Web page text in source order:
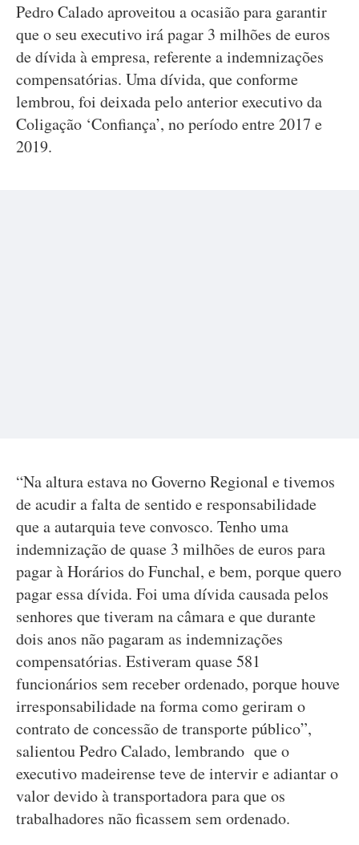
Pedro Calado aproveitou a ocasião para garantir
que o seu executivo irá pagar 3 milhões de euros
de dívida à empresa, referente a indemnizações
compensatórias. Uma dívida, que conforme
lembrou, foi deixada pelo anterior executivo da
Coligação ‘Confiança’, no período entre 2017 e
2019.
“Na altura estava no Governo Regional e tivemos
de acudir a falta de sentido e responsabilidade
que a autarquia teve convosco. Tenho uma
indemnização de quase 3 milhões de euros para
pagar à Horários do Funchal, e bem, porque quero
pagar essa dívida. Foi uma dívida causada pelos
senhores que tiveram na câmara e que durante
dois anos não pagaram as indemnizações
compensatórias. Estiveram quase 581
funcionários sem receber ordenado, porque houve
irresponsabilidade na forma como geriram o
contrato de concessão de transporte público”,
salientou Pedro Calado, lembrando que o
executivo madeirense teve de intervir e adiantar o
valor devido à transportadora para que os
trabalhadores não ficassem sem ordenado.